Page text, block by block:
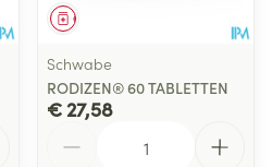
Geneesmiddel
Schwabe
RODIZEN® 60 TABLETTEN
€ 27,58